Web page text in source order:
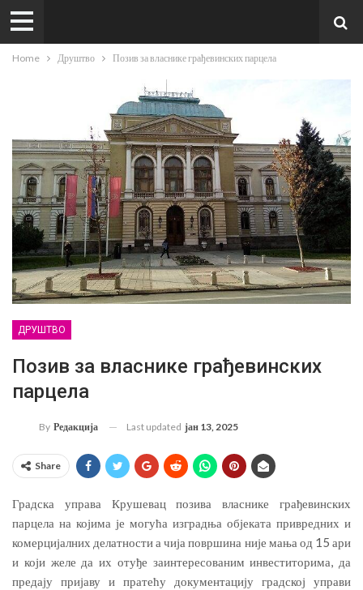
Home Друштво Позив за власнике грађевинских парцела
ДРУШТВО
Позив за власнике грађевинских
парцела
By Редакција Last updated јан 13, 2025
Share
Градска управа Крушевац позива власнике грађевинских
парцела на којима је могућа изградња објеката привредних и
комерцијалних делатности а чија површина није мања од 15 ари
и који желе да их отуђе заинтересованим инвеститорима, да
предају пријаву и пратећу документацију градској управи